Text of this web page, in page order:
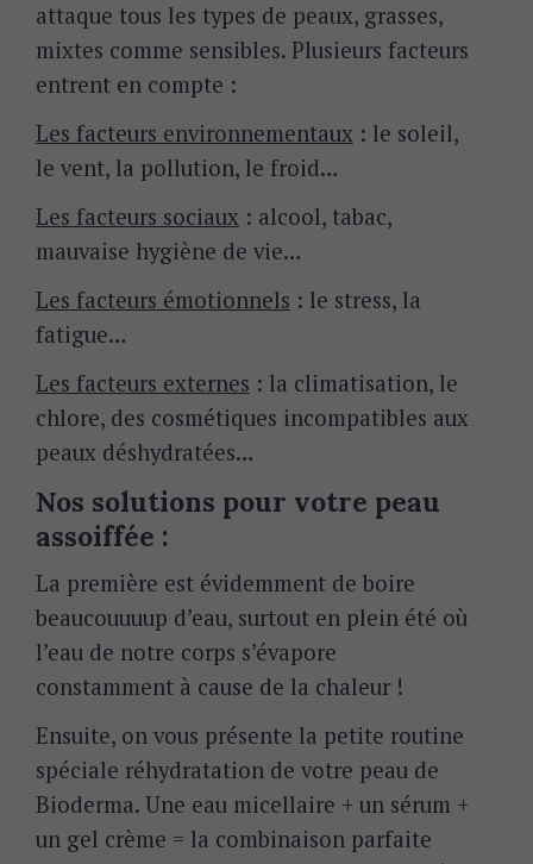
attaque tous les types de peaux, grasses,
mixtes comme sensibles. Plusieurs facteurs
entrent en compte :
Les facteurs environnementaux : le soleil,
le vent, la pollution, le froid…
Les facteurs sociaux : alcool, tabac,
mauvaise hygiène de vie…
Les facteurs émotionnels : le stress, la
fatigue…
Les facteurs externes : la climatisation, le
chlore, des cosmétiques incompatibles aux
peaux déshydratées…
Nos solutions pour votre peau
assoiffée :
La première est évidemment de boire
beaucouuuup d’eau, surtout en plein été où
l’eau de notre corps s’évapore
constamment à cause de la chaleur !
Ensuite, on vous présente la petite routine
spéciale réhydratation de votre peau de
Bioderma. Une eau micellaire + un sérum +
un gel crème = la combinaison parfaite